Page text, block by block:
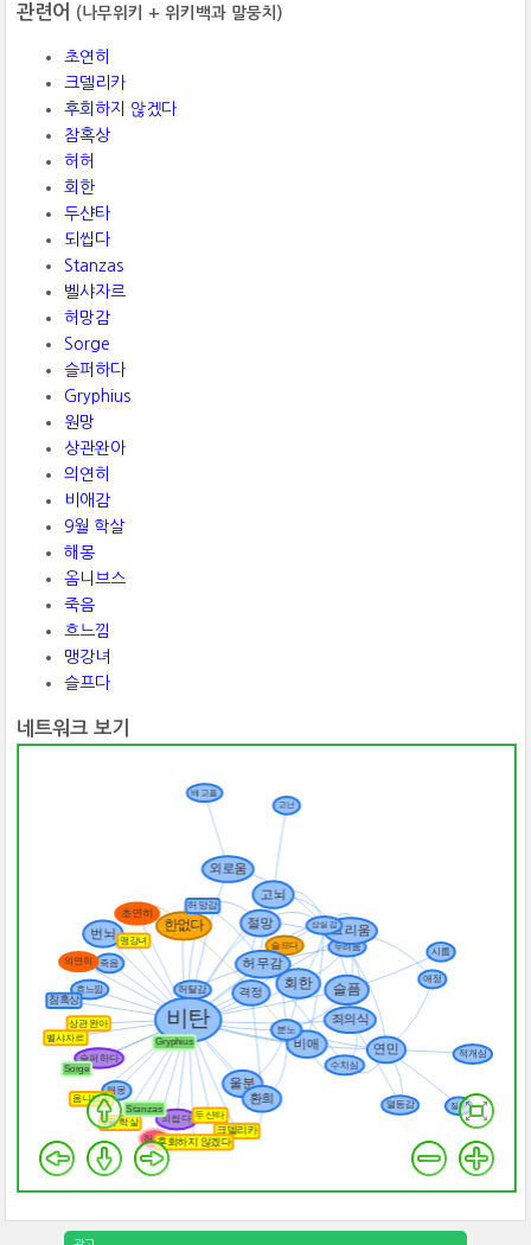
관련어 (나무위키 + 위키백과 말뭉치)
초연히
크델리카
후회하지 않겠다
참혹상
허허
회한
두샨타
되씹다
Stanzas
벨샤자르
허망감
Sorge
슬퍼하다
Gryphius
원망
상관완아
의연히
비애감
9월 학살
해몽
옴니브스
죽음
흐느낌
맹강녀
슬프다
네트워크 보기